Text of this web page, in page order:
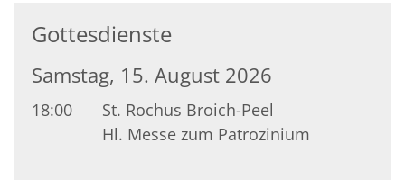
Gottesdienste
Samstag, 15. August 2026
18:00
St. Rochus Broich-Peel
Hl. Messe zum Patrozinium